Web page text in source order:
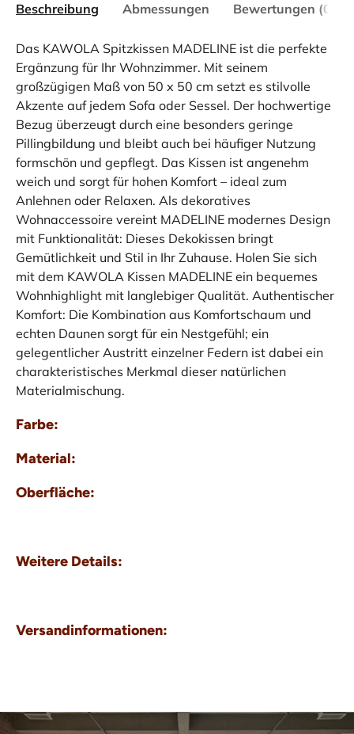
Beschreibung Abmessungen Bewertungen (0)
Das KAWOLA Spitzkissen MADELINE ist die perfekte
Ergänzung für Ihr Wohnzimmer. Mit seinem
großzügigen Maß von 50 x 50 cm setzt es stilvolle
Akzente auf jedem Sofa oder Sessel. Der hochwertige
Bezug überzeugt durch eine besonders geringe
Pillingbildung und bleibt auch bei häufiger Nutzung
formschön und gepflegt. Das Kissen ist angenehm
weich und sorgt für hohen Komfort – ideal zum
Anlehnen oder Relaxen. Als dekoratives
Wohnaccessoire vereint MADELINE modernes Design
mit Funktionalität: Dieses Dekokissen bringt
Gemütlichkeit und Stil in Ihr Zuhause. Holen Sie sich
mit dem KAWOLA Kissen MADELINE ein bequemes
Wohnhighlight mit langlebiger Qualität. Authentischer
Komfort: Die Kombination aus Komfortschaum und
echten Daunen sorgt für ein Nestgefühl; ein
gelegentlicher Austritt einzelner Federn ist dabei ein
charakteristisches Merkmal dieser natürlichen
Materialmischung.
Farbe:
Material:
Oberfläche:
Weitere Details:
Versandinformationen: